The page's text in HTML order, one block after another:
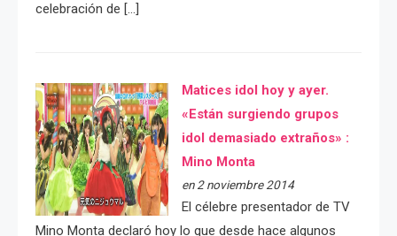
celebración de […]
Matices idol hoy y ayer.
«Están surgiendo grupos
idol demasiado extraños» :
Mino Monta
en 2 noviembre 2014
El célebre presentador de TV
Mino Monta declaró hoy lo que desde hace algunos